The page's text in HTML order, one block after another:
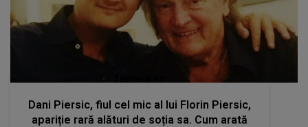
Dani Piersic, fiul cel mic al lui Florin Piersic,
apariție rară alături de soția sa. Cum arată